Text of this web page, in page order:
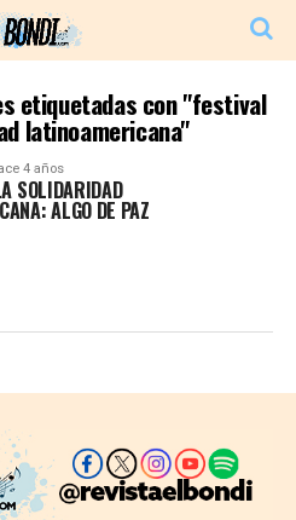
etiquetadas con "festival
latinoamericana"
4 años
SOLIDARIDAD
ALGO DE PAZ